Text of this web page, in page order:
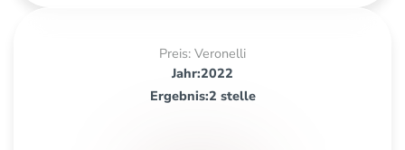
Preis: Veronelli
Jahr:2022
Ergebnis:2 stelle